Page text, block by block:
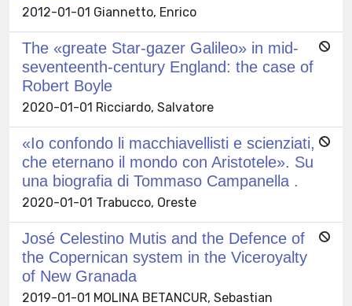
2012-01-01 Giannetto, Enrico
The «greate Star-gazer Galileo» in mid-
seventeenth-century England: the case of
Robert Boyle
2020-01-01 Ricciardo, Salvatore
«Io confondo li macchiavellisti e scienziati,
che eternano il mondo con Aristotele». Su
una biografia di Tommaso Campanella .
2020-01-01 Trabucco, Oreste
José Celestino Mutis and the Defence of
the Copernican system in the Viceroyalty
of New Granada
2019-01-01 MOLINA BETANCUR, Sebastian